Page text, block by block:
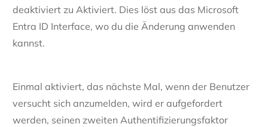
deaktiviert zu Aktiviert. Dies löst aus das Microsoft
Entra ID Interface, wo du die Änderung anwenden
kannst.
Einmal aktiviert, das nächste Mal, wenn der Benutzer
versucht sich anzumelden, wird er aufgefordert
werden, seinen zweiten Authentifizierungsfaktor